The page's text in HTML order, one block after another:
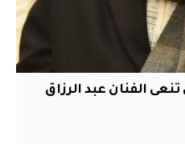
تنعى الفنان عبد الرزاق